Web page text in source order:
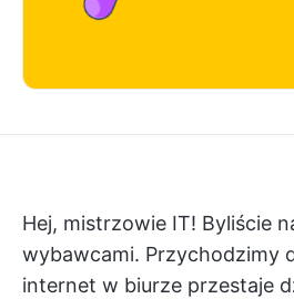
Hej, mistrzowie IT! Byliście
wybawcami. Przychodzimy
internet w biurze przestaje